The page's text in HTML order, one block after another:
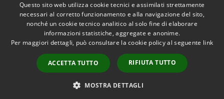
Accessibilità
Copyright © 2026 • Comune di
Ancona • Powered by
Municipium•
Accesso
redazione
Questo sito web utilizza cookie tecnici e assimilati strettamente
necessari al corretto funzionamento e alla navigazione del sito,
nonché un cookie tecnico analitico al solo fine di elaborare
informazioni statistiche, aggregate e anonime.
Per maggiori dettagli, può consultare la cookie policy al seguente link
ACCETTA TUTTO RIFIUTA TUTTO
MOSTRA DETTAGLI